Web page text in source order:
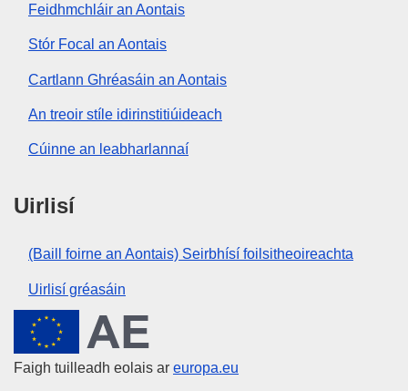
Feidhmchláir an Aontais
Stór Focal an Aontais
Cartlann Ghréasáin an Aontais
An treoir stíle idirinstitiúideach
Cúinne an leabharlannaí
Uirlisí
(Baill foirne an Aontais) Seirbhísí foilsitheoireachta
Uirlisí gréasáin
An tAontas Eorpach
Faigh tuilleadh eolais ar europa.eu